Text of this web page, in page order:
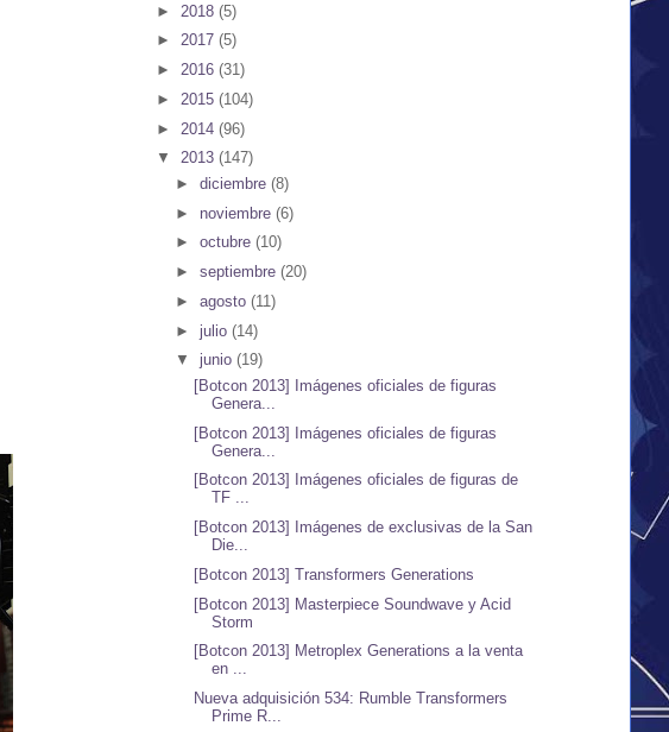
► 2018 (5)
► 2017 (5)
► 2016 (31)
► 2015 (104)
► 2014 (96)
▼ 2013 (147)
► diciembre (8)
► noviembre (6)
► octubre (10)
► septiembre (20)
► agosto (11)
► julio (14)
▼ junio (19)
[Botcon 2013] Imágenes oficiales de figuras
Genera...
[Botcon 2013] Imágenes oficiales de figuras
Genera...
[Botcon 2013] Imágenes oficiales de figuras de
TF ...
[Botcon 2013] Imágenes de exclusivas de la San
Die...
[Botcon 2013] Transformers Generations
[Botcon 2013] Masterpiece Soundwave y Acid
Storm
[Botcon 2013] Metroplex Generations a la venta
en ...
Nueva adquisición 534: Rumble Transformers
Prime R...